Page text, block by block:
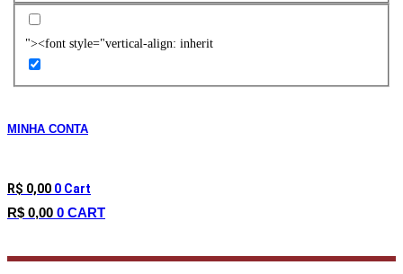
"><font style="vertical-align: inherit
MINHA CONTA
R$ 0,00 0 Cart
R$ 0,00 0 CART